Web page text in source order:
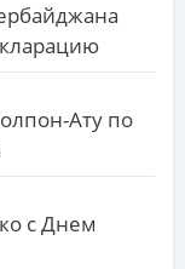
Ату по
с Днем